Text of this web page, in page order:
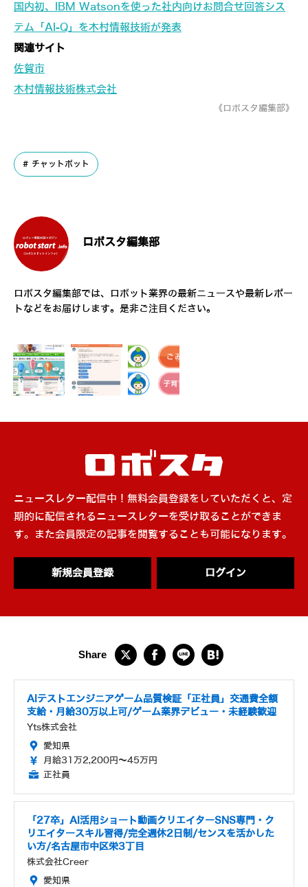
国内初、IBM Watsonを使った社内向けお問合せ回答シス
テム「AI-Q」を木村情報技術が発表
関連サイト
佐賀市
木村情報技術株式会社
《ロボスタ編集部》
チャットボット
ロボスタ編集部
ロボスタ編集部では、ロボット業界の最新ニュースや最新レポー
トなどをお届けします。是非ご注目ください。
ニュースレター配信中！無料会員登録をしていただくと、定
期的に配信されるニュースレターを受け取ることができま
す。また会員限定の記事を閲覧することも可能になります。
新規会員登録 ログイン
AIテストエンジニアゲーム品質検証「正社員」交通費全額
支給・月給30万以上可/ゲーム業界デビュー・未経験歓迎
Yts株式会社
愛知県
月給31万2,200円～45万円
正社員
「27卒」AI活用ショート動画クリエイターSNS専門・ク
リエイタースキル習得/完全週休2日制/センスを活かした
い方/名古屋市中区栄3丁目
株式会社Creer
愛知県